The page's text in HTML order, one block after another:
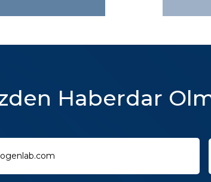
Haberdar